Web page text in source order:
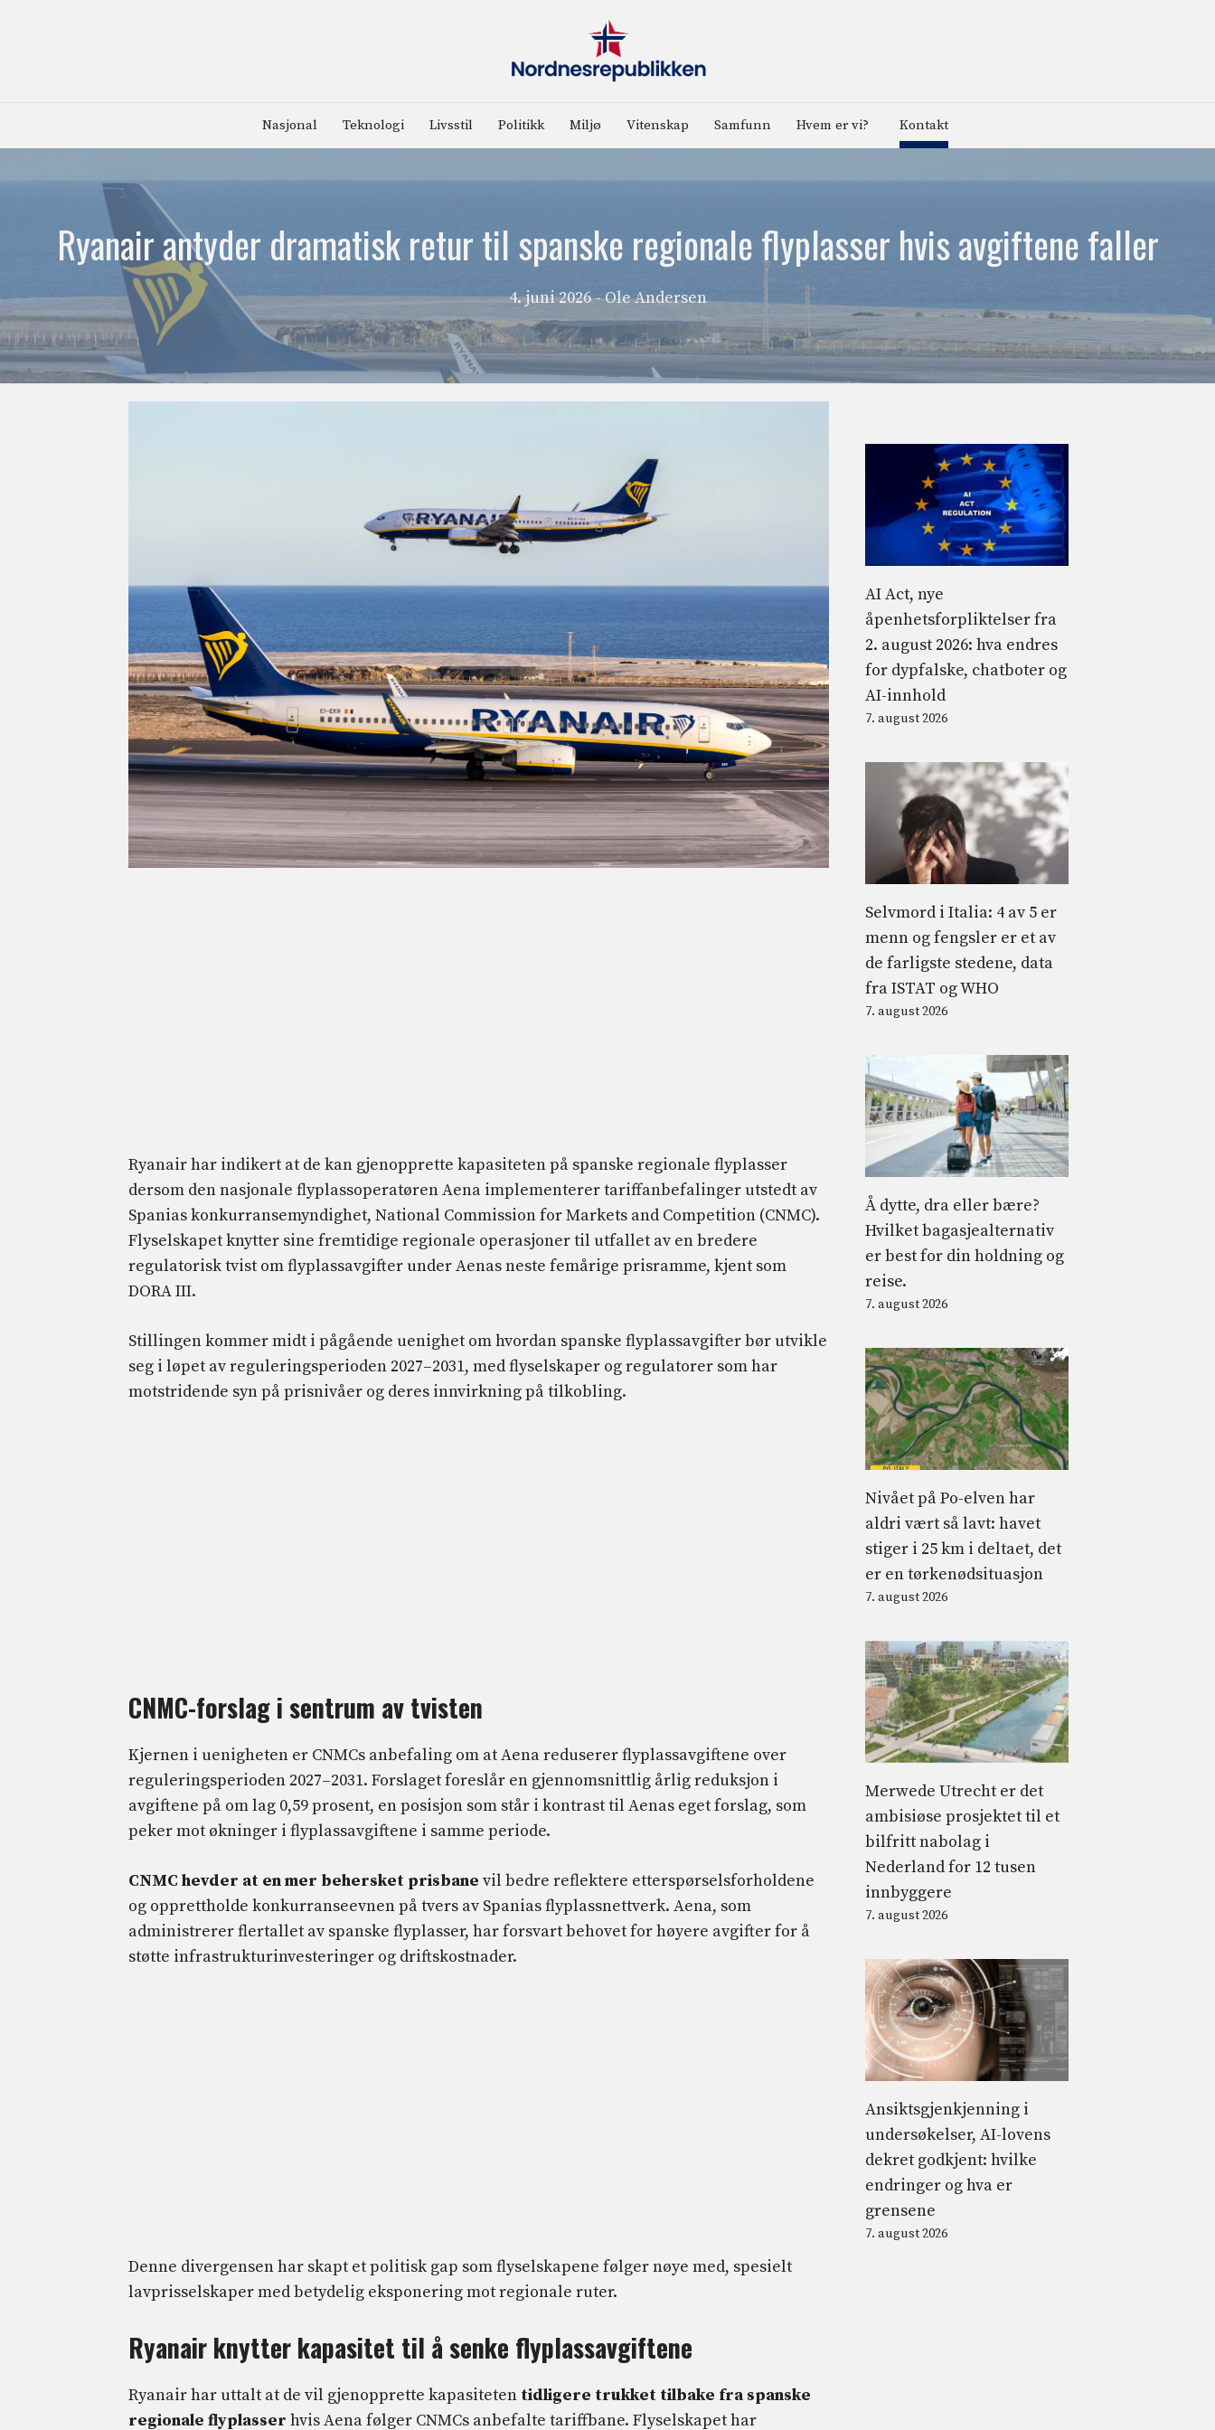
Nasjonal Teknologi Livsstil Politikk Miljø Vitenskap Samfunn Hvem er vi? Kontakt
Ryanair antyder dramatisk retur til spanske regionale flyplasser hvis avgiftene faller
4. juni 2026 - Ole Andersen
Ryanair har indikert at de kan gjenopprette kapasiteten på spanske regionale flyplasser
dersom den nasjonale flyplassoperatøren Aena implementerer tariffanbefalinger utstedt av
Spanias konkurransemyndighet, National Commission for Markets and Competition (CNMC).
Flyselskapet knytter sine fremtidige regionale operasjoner til utfallet av en bredere
regulatorisk tvist om flyplassavgifter under Aenas neste femårige prisramme, kjent som
DORA III.
Stillingen kommer midt i pågående uenighet om hvordan spanske flyplassavgifter bør utvikle
seg i løpet av reguleringsperioden 2027–2031, med flyselskaper og regulatorer som har
motstridende syn på prisnivåer og deres innvirkning på tilkobling.
CNMC-forslag i sentrum av tvisten
Kjernen i uenigheten er CNMCs anbefaling om at Aena reduserer flyplassavgiftene over
reguleringsperioden 2027–2031. Forslaget foreslår en gjennomsnittlig årlig reduksjon i
avgiftene på om lag 0,59 prosent, en posisjon som står i kontrast til Aenas eget forslag, som
peker mot økninger i flyplassavgiftene i samme periode.
CNMC hevder at en mer behersket prisbane vil bedre reflektere etterspørselsforholdene
og opprettholde konkurranseevnen på tvers av Spanias flyplassnettverk. Aena, som
administrerer flertallet av spanske flyplasser, har forsvart behovet for høyere avgifter for å
støtte infrastrukturinvesteringer og driftskostnader.
Denne divergensen har skapt et politisk gap som flyselskapene følger nøye med, spesielt
lavprisselskaper med betydelig eksponering mot regionale ruter.
Ryanair knytter kapasitet til å senke flyplassavgiftene
Ryanair har uttalt at de vil gjenopprette kapasiteten tidligere trukket tilbake fra spanske
regionale flyplasser hvis Aena følger CNMCs anbefalte tariffbane. Flyselskapet har
AI Act, nye
åpenhetsforpliktelser fra
2. august 2026: hva endres
for dypfalske, chatboter og
AI-innhold
7. august 2026
Selvmord i Italia: 4 av 5 er
menn og fengsler er et av
de farligste stedene, data
fra ISTAT og WHO
7. august 2026
Å dytte, dra eller bære?
Hvilket bagasjealternativ
er best for din holdning og
reise.
7. august 2026
Nivået på Po-elven har
aldri vært så lavt: havet
stiger i 25 km i deltaet, det
er en tørkenødsituasjon
7. august 2026
Merwede Utrecht er det
ambisiøse prosjektet til et
bilfritt nabolag i
Nederland for 12 tusen
innbyggere
7. august 2026
Ansiktsgjenkjenning i
undersøkelser, AI-lovens
dekret godkjent: hvilke
endringer og hva er
grensene
7. august 2026